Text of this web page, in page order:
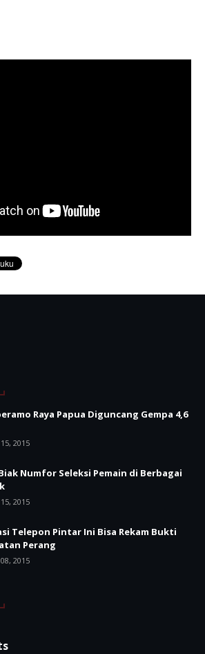
Raya Papua Diguncang Gempa 4,6
2015
Biak Numfor Seleksi Pemain di Berbagai
2015
Telepon Pintar Ini Bisa Rekam Bukti
Perang
2015